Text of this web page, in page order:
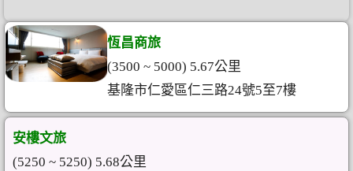
恆昌商旅
(3500 ~ 5000) 5.67公里
基隆市仁愛區仁三路24號5至7樓
安樓文旅
(5250 ~ 5250) 5.68公里